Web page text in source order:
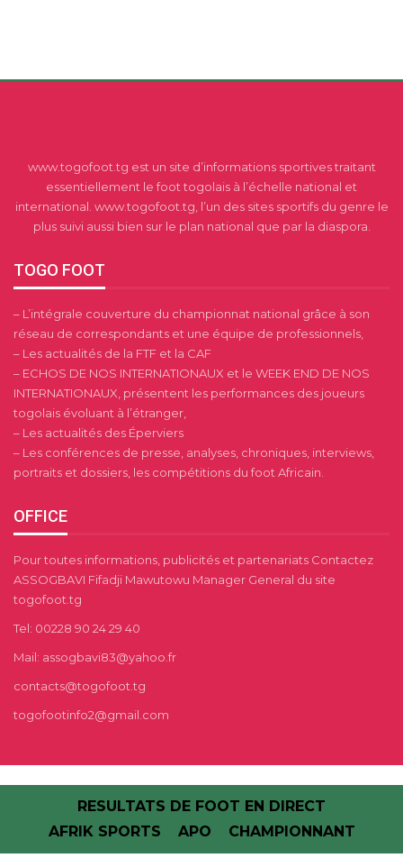
www.togofoot.tg est un site d’informations sportives traitant
essentiellement le foot togolais à l’échelle national et
international. www.togofoot.tg, l’un des sites sportifs du genre le
plus suivi aussi bien sur le plan national que par la diaspora.
TOGO FOOT
– L’intégrale couverture du championnat national grâce à son
réseau de correspondants et une équipe de professionnels,
– Les actualités de la FTF et la CAF
– ECHOS DE NOS INTERNATIONAUX et le WEEK END DE NOS
INTERNATIONAUX, présentent les performances des joueurs
togolais évoluant à l’étranger,
– Les actualités des Éperviers
– Les conférences de presse, analyses, chroniques, interviews,
portraits et dossiers, les compétitions du foot Africain.
OFFICE
Pour toutes informations, publicités et partenariats Contactez
ASSOGBAVI Fifadji Mawutowu Manager General du site
togofoot.tg
Tel: 00228 90 24 29 40
Mail: assogbavi83@yahoo.fr
contacts@togofoot.tg
togofootinfo2@gmail.com
RESULTATS DE FOOT EN DIRECT
AFRIK SPORTS
APO CHAMPIONNANT